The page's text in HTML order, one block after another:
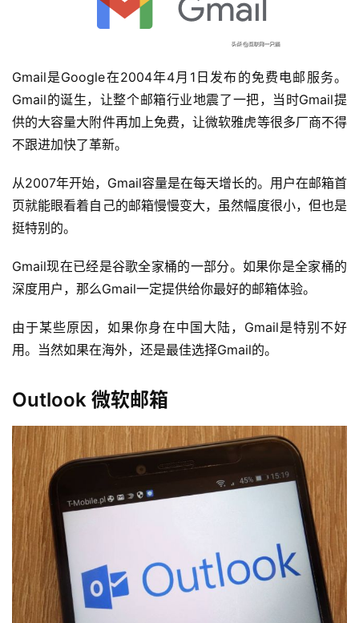
Gmail是Google在2004年4月1日发布的免费电邮服务。
Gmail的诞生，让整个邮箱行业地震了一把，当时Gmail提
供的大容量大附件再加上免费，让微软雅虎等很多厂商不得
不跟进加快了革新。
从2007年开始，Gmail容量是在每天增长的。用户在邮箱首
页就能眼看着自己的邮箱慢慢变大，虽然幅度很小，但也是
挺特别的。
Gmail现在已经是谷歌全家桶的一部分。如果你是全家桶的
深度用户，那么Gmail一定提供给你最好的邮箱体验。
由于某些原因，如果你身在中国大陆，Gmail是特别不好
用。当然如果在海外，还是最佳选择Gmail的。
Outlook 微软邮箱